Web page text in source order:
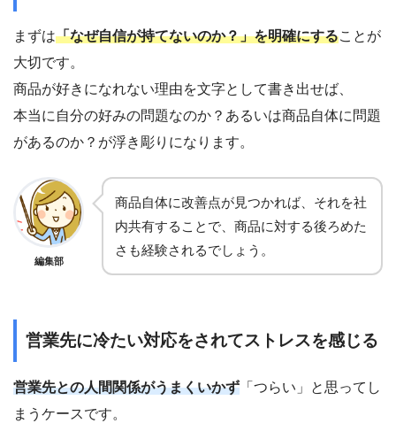
まずは「なぜ自信が持てないのか？」を明確にすることが
大切です。
商品が好きになれない理由を文字として書き出せば、
本当に自分の好みの問題なのか？あるいは商品自体に問題
があるのか？が浮き彫りになります。
編集部
商品自体に改善点が見つかれば、それを社
内共有することで、商品に対する後ろめた
さも経験されるでしょう。
営業先に冷たい対応をされてストレスを感じる
営業先との人間関係がうまくいかず 「つらい」と思ってし
まうケースです。